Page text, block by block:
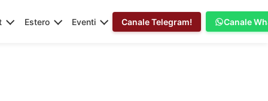
Estero Eventi Canale Telegram! Canale